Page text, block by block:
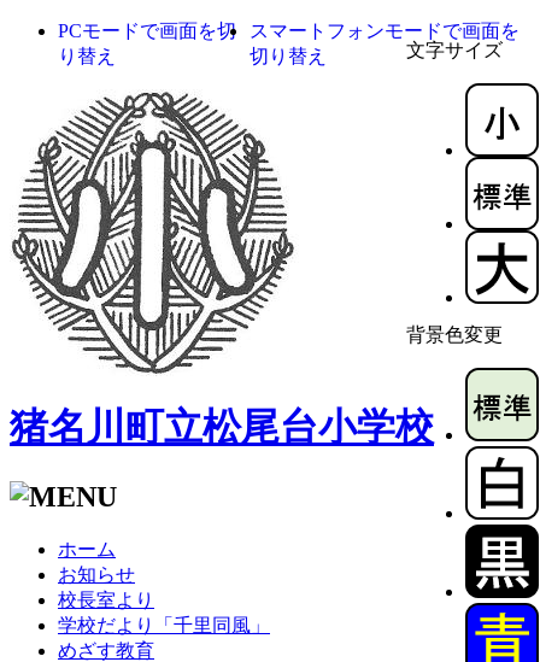
文字サイズ
背景色変更
PCモードで画面を切
り替え
スマートフォンモードで画面を
切り替え
猪名川町立松尾台小学校
ホーム
お知らせ
校長室より
学校だより「千里同風」
めざす教育